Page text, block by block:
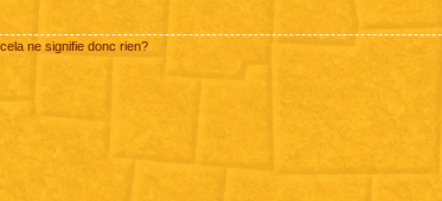
ne signifie donc rien?